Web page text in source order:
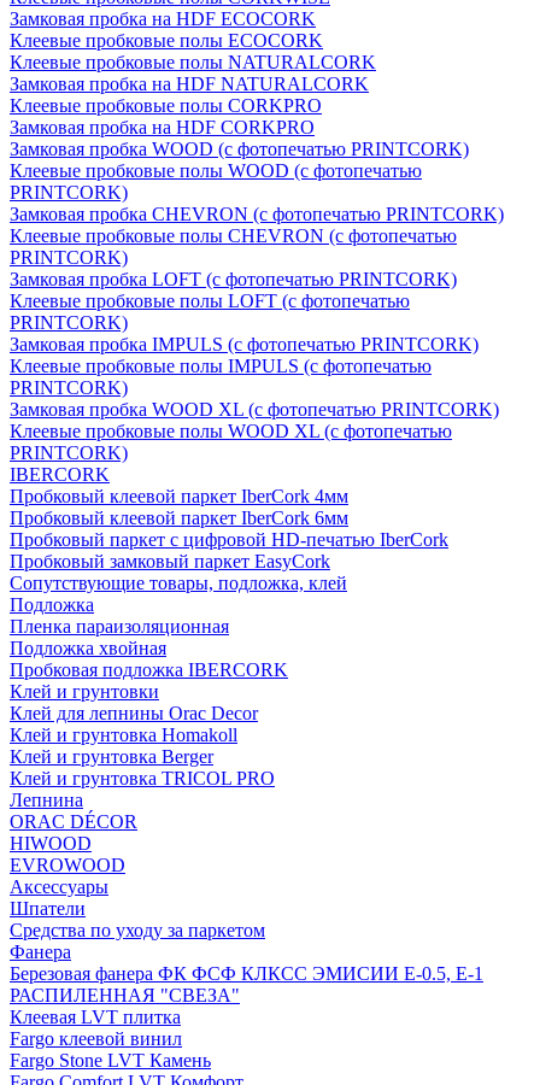
Замковая пробка на HDF ECOCORK
Клеевые пробковые полы ECOCORK
Клеевые пробковые полы NATURALCORK
Замковая пробка на HDF NATURALCORK
Клеевые пробковые полы CORKPRO
Замковая пробка на HDF CORKPRO
Замковая пробка WOOD (с фотопечатью PRINTCORK)
Клеевые пробковые полы WOOD (с фотопечатью
PRINTCORK)
Замковая пробка CHEVRON (с фотопечатью PRINTCORK)
Клеевые пробковые полы CHEVRON (с фотопечатью
PRINTCORK)
Замковая пробка LOFT (с фотопечатью PRINTCORK)
Клеевые пробковые полы LOFT (с фотопечатью
PRINTCORK)
Замковая пробка IMPULS (с фотопечатью PRINTCORK)
Клеевые пробковые полы IMPULS (с фотопечатью
PRINTCORK)
Замковая пробка WOOD XL (с фотопечатью PRINTCORK)
Клеевые пробковые полы WOOD XL (с фотопечатью
PRINTCORK)
IBERCORK
Пробковый клеевой паркет IberCork 4мм
Пробковый клеевой паркет IberCork 6мм
Пробковый паркет с цифровой HD-печатью IberCork
Пробковый замковый паркет EasyCork
Сопутствующие товары, подложка, клей
Подложка
Пленка параизоляционная
Подложка хвойная
Пробковая подложка IBERCORK
Клей и грунтовки
Клей для лепнины Orac Decor
Клей и грунтовка Homakoll
Клей и грунтовка Berger
Клей и грунтовка TRICOL PRO
Лепнина
ORAC DÉCOR
HIWOOD
EVROWOOD
Аксессуары
Шпатели
Средства по уходу за паркетом
Фанера
Березовая фанера ФК ФСФ КЛКСС ЭМИСИИ Е-0.5, Е-1
РАСПИЛЕННАЯ "СВЕЗА"
Клеевая LVT плитка
Fargo клеевой винил
Fargo Stone LVT Камень